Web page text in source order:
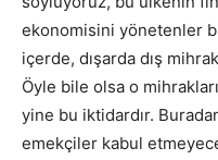
ekonomisini yönetenler
içerde, dışarda dış
Öyle bile olsa o
yine bu iktidardır.
emekçiler kabul